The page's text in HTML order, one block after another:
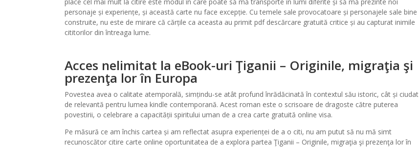
personaje și experiențe, și această carte nu face excepție. Cu temele sale provocatoare și personajele sale bine
construite, nu este de mirare că cărțile ca aceasta au primit pdf descărcare gratuită critice și au capturat inimile
cititorilor din întreaga lume.
Acces nelimitat la eBook-uri Ţiganii – Originile, migraţia şi
prezenţa lor în Europa
Povestea avea o calitate atemporală, simțindu-se atât profund înrădăcinată în contextul său istoric, cât și ciudat
de relevantă pentru lumea kindle contemporană. Acest roman este o scrisoare de dragoste către puterea
povestirii, o celebrare a capacității spiritului uman de a crea carte gratuită online visa.
Pe măsură ce am închis cartea și am reflectat asupra experienței de a o citi, nu am putut să nu mă simt
recunoscător citire carte online oportunitatea de a explora partea Ţiganii – Originile, migraţia şi prezenţa lor în